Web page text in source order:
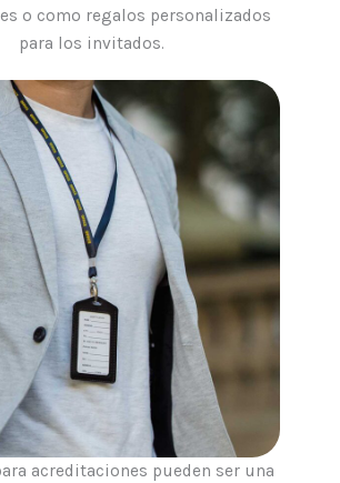
o como regalos personalizados
para los invitados.
acreditaciones pueden ser una